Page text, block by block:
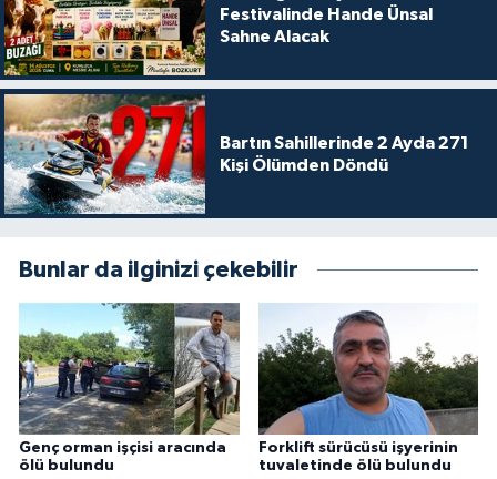
Festivalinde Hande Ünsal
Sahne Alacak
Bartın Sahillerinde 2 Ayda 271
Kişi Ölümden Döndü
Bunlar da ilginizi çekebilir
Genç orman işçisi aracında
ölü bulundu
Forklift sürücüsü işyerinin
tuvaletinde ölü bulundu